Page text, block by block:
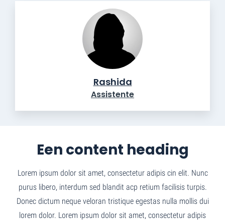
Rashida
Assistente
Een content heading
Lorem ipsum dolor sit amet, consectetur adipis cin elit. Nunc
purus libero, interdum sed blandit acp retium facilisis turpis.
Donec dictum neque veloran tristique egestas nulla mollis dui
lorem dolor. Lorem ipsum dolor sit amet, consectetur adipis